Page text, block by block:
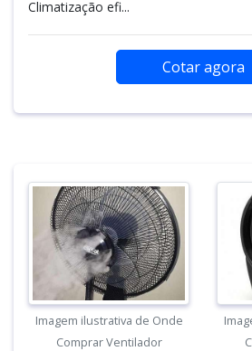
Climatização efi...
Cotar agora
Imagem ilustrativa de Onde
Comprar Ventilador